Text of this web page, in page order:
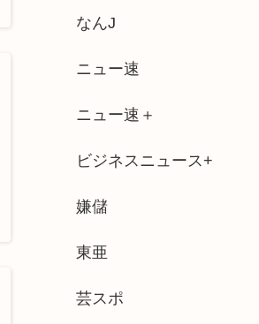
Manに女がいたらSnow Man...
ん「言ってくれたら済む話やん」なる
ルパン三世を逮捕
やってみたら面白すぎてワロタwww
なんJ
ニュー速
ニュー速＋
ビジネスニュース+
嫌儲
東亜
芸スポ